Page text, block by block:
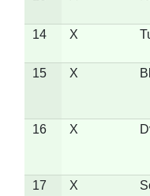
14 X
15 X
16 X
17 X